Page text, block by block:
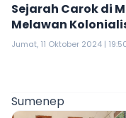
Sejarah Carok di
Melawan
Konflik
Jumat, 11 Oktober 2024 |
Sumenep